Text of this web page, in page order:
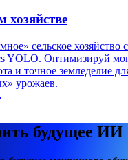
хозяйстве
сельское
YOLO. Оптимизируй
и точное земледелие
урожаев.
будущее ИИ